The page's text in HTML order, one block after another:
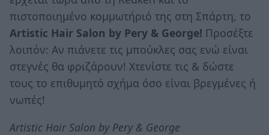
πιστοποιημένο κομμωτήριό της στη Σπάρτη, το
Artistic Hair Salon by Pery & George! Προσέξτε
λοιπόν: Αν πιάνετε τις μπούκλες σας ενώ είναι
στεγνές θα φριζάρουν! Χτενίστε τις & δώστε
τους το επιθυμητό σχήμα όσο είναι βρεγμένες ή
νωπές!
Artistic Hair Salon by Pery & George